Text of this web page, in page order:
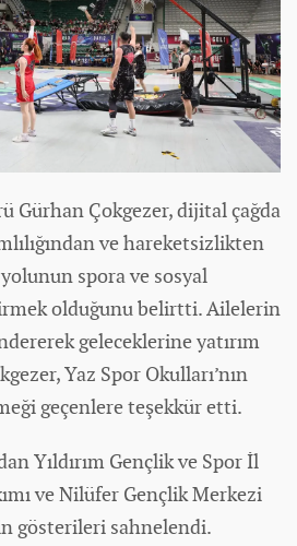
Gürhan Çokgezer, dijital çağda
ve hareketsizlikten
spora ve sosyal
olduğunu belirtti. Ailelerin
geleceklerine yatırım
Yaz Spor Okulları’nın
geçenlere teşekkür etti.
Yıldırım Gençlik ve Spor İl
ve Nilüfer Gençlik Merkezi
gösterileri sahnelendi.